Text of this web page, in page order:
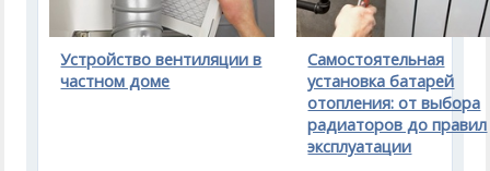
Устройство вентиляции в
частном доме
Самостоятельная
установка батарей
отопления: от выбора
радиаторов до правил
эксплуатации